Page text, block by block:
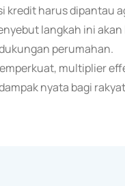
kredit harus dipantau
langkah ini
perumahan.
multiplier
nyata bagi